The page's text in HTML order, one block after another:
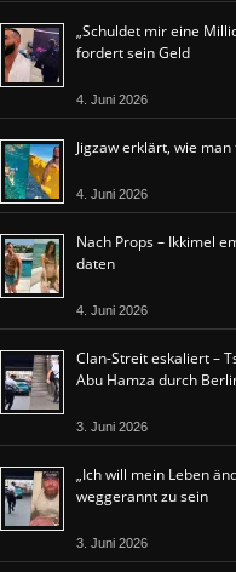
„Schuldet mir eine
fordert sein Geld
4. Juni 2026
Jigzaw erklärt, wie
4. Juni 2026
Nach Props – Ikkimel
daten
4. Juni 2026
Clan-Streit eskaliert –
Abu Hamza durch
3. Juni 2026
„Ich will mein Leben
weggerannt zu sein
3. Juni 2026